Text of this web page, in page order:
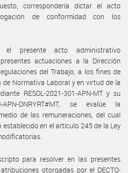
correspondería dictar el acto
de conformidad con los
presente acto administrativo
actuaciones a la Dirección
del Trabajo, a los fines de
de Normativa Laboral y en virtud de la
RESOL-2021-301-APN-MT y su
APN-DNRYRT#MT, se evalúe la
de las remuneraciones, del cual
en el artículo 245 de la Ley
para resolver en las presentes
otorgadas por el DECTO-